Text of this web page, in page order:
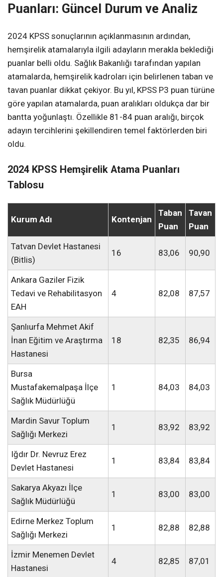
Puanları: Güncel Durum ve Analiz
2024 KPSS sonuçlarının açıklanmasının ardından,
hemşirelik atamalarıyla ilgili adayların merakla beklediği
puanlar belli oldu. Sağlık Bakanlığı tarafından yapılan
atamalarda, hemşirelik kadroları için belirlenen taban ve
tavan puanlar dikkat çekiyor. Bu yıl, KPSS P3 puan türüne
göre yapılan atamalarda, puan aralıkları oldukça dar bir
bantta yoğunlaştı. Özellikle 81-84 puan aralığı, birçok
adayın tercihlerini şekillendiren temel faktörlerden biri
oldu.
2024 KPSS Hemşirelik Atama Puanları
Tablosu
Kurum Adı Kontenjan
Taban
Puan
Tavan
Puan
Tatvan Devlet Hastanesi
(Bitlis)
16 83,06 90,90
Ankara Gaziler Fizik
Tedavi ve Rehabilitasyon
EAH
4 82,08 87,57
Şanlıurfa Mehmet Akif
İnan Eğitim ve Araştırma
Hastanesi
18 82,35 86,94
Bursa
Mustafakemalpaşa İlçe
Sağlık Müdürlüğü
1 84,03 84,03
Mardin Savur Toplum
Sağlığı Merkezi
1 83,92 83,92
Iğdır Dr. Nevruz Erez
Devlet Hastanesi
1 83,84 83,84
Sakarya Akyazı İlçe
Sağlık Müdürlüğü
1 83,00 83,00
Edirne Merkez Toplum
Sağlığı Merkezi
1 82,88 82,88
İzmir Menemen Devlet
Hastanesi
4 82,85 87,01